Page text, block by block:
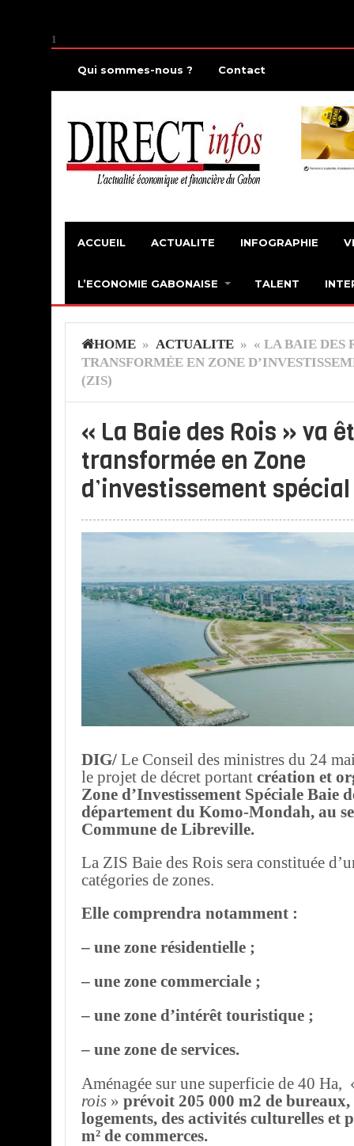
1
Qui sommes-nous ? Contact
ACCUEIL ACTUALITE INFOGRAPHIE
L’ECONOMIE GABONAISE TALENT
HOME » ACTUALITE » « LA BAIE DES
TRANSFORMÉE EN ZONE
(ZIS)
« La Baie des Rois » va
transformée en Zone
d’investissement
DIG/ Le Conseil des ministres du 24
le projet de décret portant création et
Zone d’Investissement Spéciale Baie
département du Komo-Mondah, au
Commune de Libreville.
La ZIS Baie des Rois sera constituée
catégories de zones.
Elle comprendra notamment :
– une zone résidentielle ;
– une zone commerciale ;
– une zone d’intérêt touristique ;
– une zone de services.
Aménagée sur une superficie de 40 Ha,
rois » prévoit 205 000 m2 de bureaux,
logements, des activités culturelles et
m² de commerces.